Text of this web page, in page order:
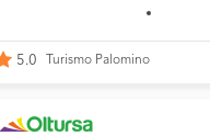
5.0 Turismo Palomino